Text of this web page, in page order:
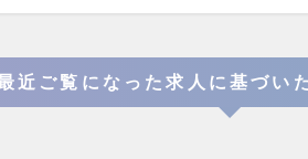
近ご覧になった求人に基づい